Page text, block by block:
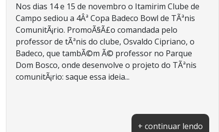
Nos dias 14 e 15 de novembro o Itamirim Clube de
Campo sediou a 4Âª Copa Badeco Bowl de TÃªnis
ComunitÃ¡rio. PromoÃ§Ã£o comandada pelo
professor de tÃªnis do clube, Osvaldo Cipriano, o
Badeco, que tambÃ©m Ã© professor no Parque
Dom Bosco, onde desenvolve o projeto do TÃªnis
comunitÃ¡rio: saque essa ideia...
+ continuar lendo